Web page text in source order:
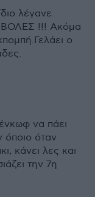
λέγανε
ΒΟΛΕΣ !!! Ακόμα
ο
να πάει
όποιο όταν
κάνει λες και
την 7η